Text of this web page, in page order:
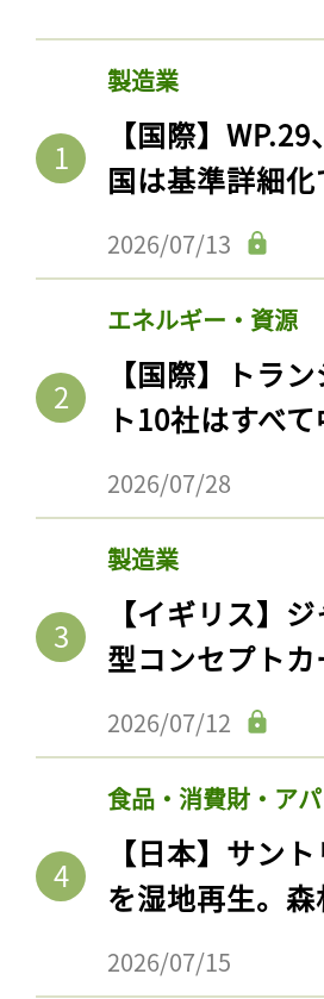
製造業
【国際】
国は基準詳細
2026/07/13
エネルギー・資源
【国際】トラ
ト10社はすべ
2026/07/28
製造業
【イギリス】
型コンセプト
2026/07/12
食品・消費財・ア
【日本】サン
を湿地再生。
2026/07/15